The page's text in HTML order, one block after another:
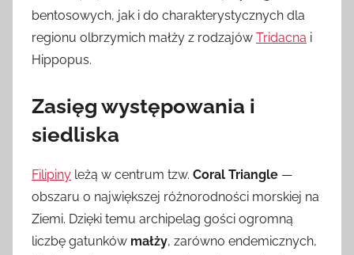
bentosowych, jak i do charakterystycznych dla
regionu olbrzymich małży z rodzajów Tridacna i
Hippopus.
Zasięg występowania i
siedliska
Filipiny leżą w centrum tzw. Coral Triangle —
obszaru o największej różnorodności morskiej na
Ziemi. Dzięki temu archipelag gości ogromną
liczbę gatunków małży, zarówno endemicznych,